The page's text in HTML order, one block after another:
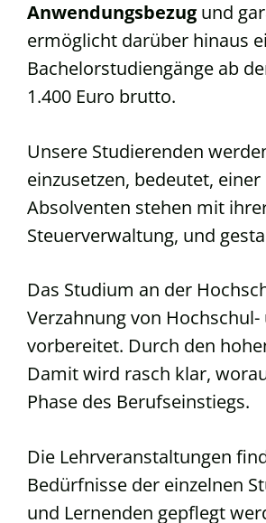
Anwendungsbezug und
ermöglicht darüber hinaus
Bachelorstudiengänge ab
1.400 Euro brutto.
Unsere Studierenden
einzusetzen, bedeutet,
Absolventen stehen mit
Steuerverwaltung, und
Das Studium an der
Verzahnung von
vorbereitet. Durch den
Damit wird rasch klar,
Phase des Berufseinstiegs.
Die Lehrveranstaltungen
Bedürfnisse der einzelnen
und Lernenden gepflegt